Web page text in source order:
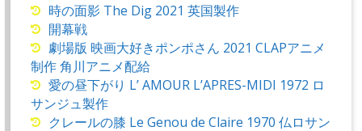
時の面影 The Dig 2021 英国製作
開幕戦
劇場版 映画大好きポンポさん 2021 CLAPアニメ
制作 角川アニメ配給
愛の昼下がり L’ AMOUR L’APRES-MIDI 1972 ロ
サンジュ製作
クレールの膝 Le Genou de Claire 1970 仏ロサン